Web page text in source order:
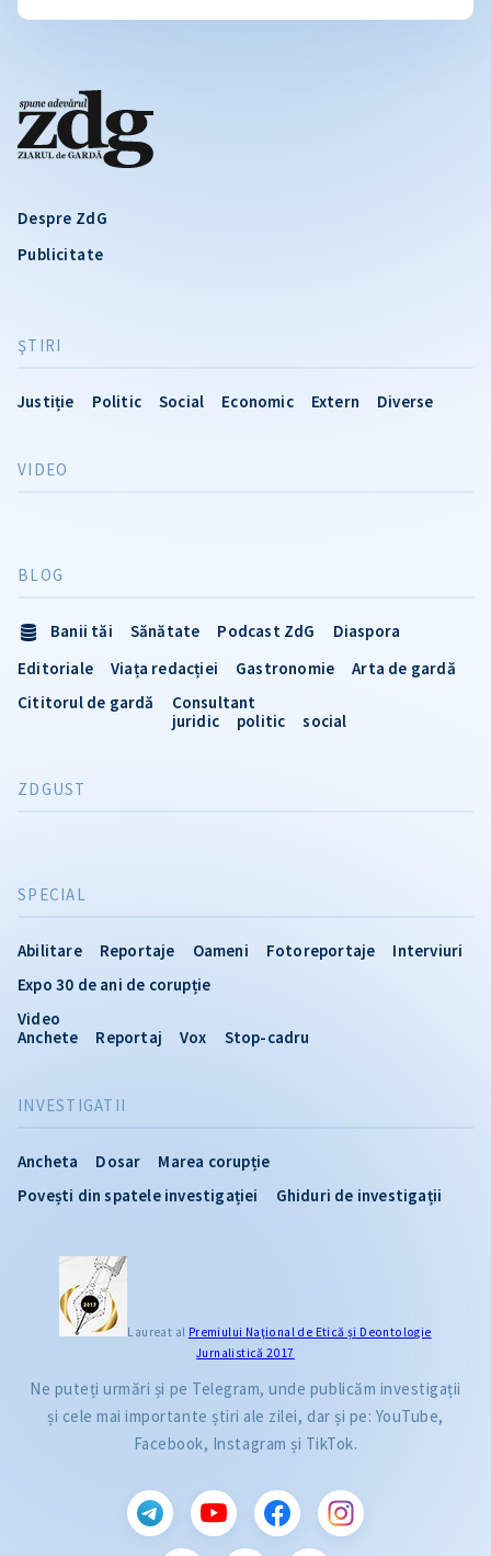
Despre ZdG
Publicitate
ŞTIRI
Justiție Politic Social Economic Extern Diverse
INVESTIGATII
Ancheta Dosar
Marea corupție
Povești din spatele investigației
Ghiduri de investigații
VIDEO
SPECIAL
Abilitare Reportaje Oameni Fotoreportaje
Interviuri
Expo 30 de ani de corupție
Video
Anchete
Reportaj Vox Stop-cadru
BLOG
Banii tăi Sănătate Podcast ZdG
Diaspora
Editoriale
Viața redacției Gastronomie
Arta de gardă
Cititorul de gardă
Consultant
juridic
politic social
ZDGUST
Laureat al Premiului Naţional de Etică și Deontologie
Jurnalistică 2017
Ne puteți urmări și pe Telegram, unde publicăm investigații
și cele mai importante știri ale zilei, dar și pe: YouTube,
Facebook, Instagram și TikTok.
CITEȘTE